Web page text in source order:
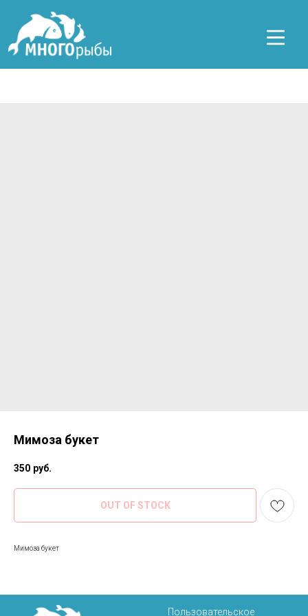
Мимоза букет
350 руб.
OUT OF STOCK
Мимоза букет
Пользовательское